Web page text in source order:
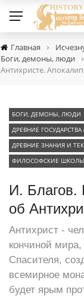
Главная ›
Боги, демоны, люди ›
Антихристе.
БОГИ, ДЕМОНЫ, ЛЮДИ
ДРЕВНИЕ
ДРЕВНИЕ ЗНАНИЯ И
ФИЛОСОФСКИЕ
И. Благов.
об
Антихрист -
кончиной
Спасителя,
всемирное
будет ярым